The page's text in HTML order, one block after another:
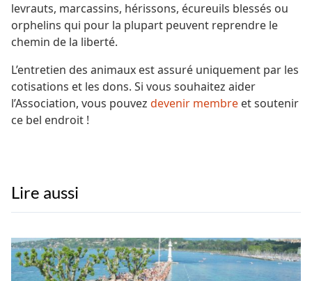
levrauts, marcassins, hérissons, écureuils blessés ou
orphelins qui pour la plupart peuvent reprendre le
chemin de la liberté.
L’entretien des animaux est assuré uniquement par les
cotisations et les dons. Si vous souhaitez aider
l’Association, vous pouvez devenir membre et soutenir
ce bel endroit !
Lire aussi